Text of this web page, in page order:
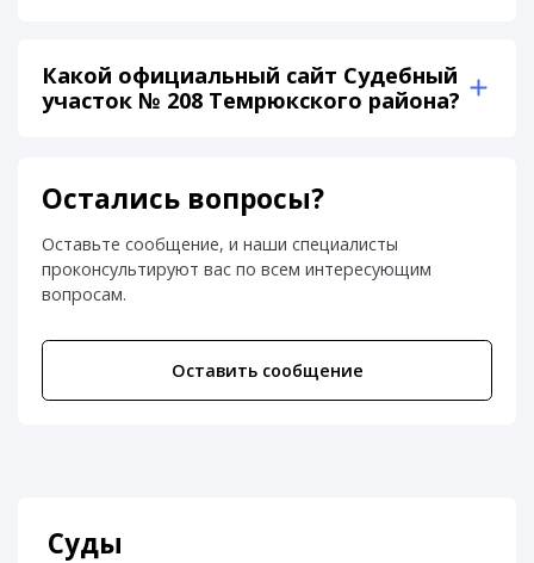
Какой официальный сайт Судебный
участок № 208 Темрюкского района?
Остались вопросы?
Оставьте сообщение, и наши специалисты
проконсультируют вас по всем интересующим
вопросам.
Оставить сообщение
Суды